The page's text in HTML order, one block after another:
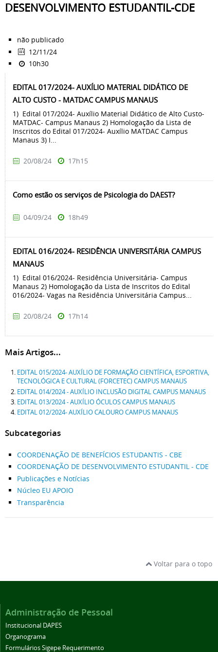
DESENVOLVIMENTO ESTUDANTIL-CDE
não publicado
12/11/24
10h30
EDITAL 017/2024- AUXÍLIO MATERIAL DIDÁTICO DE
ALTO CUSTO - MATDAC CAMPUS MANAUS
1) Edital 017/2024- Auxílio Material Didático de Alto Custo-
MATDAC- Campus Manaus 2) Homologação da Lista de
Inscritos do Edital 017/2024- Auxílio MATDAC Campus
Manaus 3) I...
20/08/24 17h15
Como estão os serviços de Psicologia do DAEST?
04/09/24 18h49
EDITAL 016/2024- RESIDÊNCIA UNIVERSITÁRIA CAMPUS
MANAUS
1) Edital 016/2024- Residência Universitária- Campus
Manaus 2) Homologação da Lista de Inscritos do Edital
016/2024- Vagas na Residência Universitária Campus...
20/08/24 17h14
Mais Artigos...
EDITAL 015/2024- AUXÍLIO DE FORMAÇÃO CIENTÍFICA, ESPORTIVA,
TECNOLÓGICA E CULTURAL (FORCETEC) CAMPUS MANAUS
EDITAL 014/2024 - AUXÍLIO INCLUSÃO DIGITAL CAMPUS MANAUS
EDITAL 013/2024 - AUXÍLIO ÓCULOS CAMPUS MANAUS
EDITAL 012/2024- AUXÍLIO CALOURO CAMPUS MANAUS
Subcategorias
COORDENAÇÃO DE BENEFÍCIOS ESTUDANTIS - CBE
COORDENAÇÃO DE DESENVOLVIMENTO ESTUDANTIL - CDE
Publicações e Notícias
Núcleo EU APOIO
Transparência
Voltar para o topo
Administração de Pessoal
Institucional DAPES
Organograma
Formulários Sigepe Requerimento